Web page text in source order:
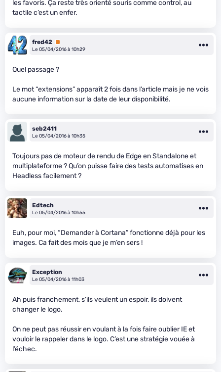
les favoris. Ça reste très orienté souris comme control, au
tactile c’est un enfer.
fred42 Premium
Le 05/04/2016 à 10h29
Quel passage ?
Le mot “extensions” apparaît 2 fois dans l’article mais je ne vois
aucune information sur la date de leur disponibilité.
seb2411
Le 05/04/2016 à 10h35
Toujours pas de moteur de rendu de Edge en Standalone et
multiplateforme ? Qu’on puisse faire des tests automatises en
Headless facilement ?
Edtech
Le 05/04/2016 à 10h55
Euh, pour moi, “Demander à Cortana” fonctionne déjà pour les
images. Ca fait des mois que je m’en sers !
Exception
Le 05/04/2016 à 11h03
Ah puis franchement, s’ils veulent un espoir, ils doivent
changer le logo.
On ne peut pas réussir en voulant à la fois faire oublier IE et
vouloir le rappeler dans le logo. C’est une stratégie vouée à
l’échec.